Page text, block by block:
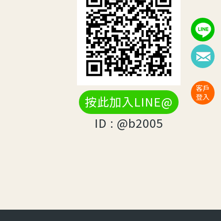
客戶
登入
按此加入LINE@
ID : @b2005